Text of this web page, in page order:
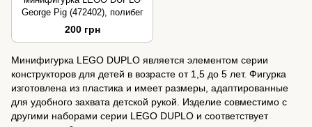
George Pig (472402), полибег
200 грн
Минифигурка LEGO DUPLO является элементом серии
конструкторов для детей в возрасте от 1,5 до 5 лет. Фигурка
изготовлена из пластика и имеет размеры, адаптированные
для удобного захвата детской рукой. Изделие совместимо с
другими наборами серии LEGO DUPLO и соответствует